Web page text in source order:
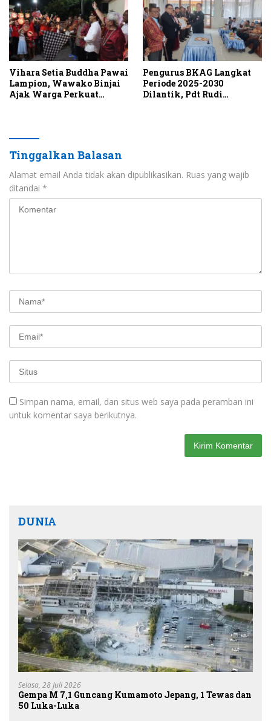
Vihara Setia Buddha Pawai
Lampion, Wawako Binjai
Ajak Warga Perkuat
Pengurus BKAG Langkat
Periode 2025-2030
Dilantik, Pdt Rudi
Tinggalkan Balasan
Alamat email Anda tidak akan dipublikasikan. Ruas yang wajib
ditandai *
Simpan nama, email, dan situs web saya pada peramban ini
untuk komentar saya berikutnya.
DUNIA
Selasa, 28 Juli 2026
Gempa M 7,1 Guncang Kumamoto Jepang, 1 Tewas dan
50 Luka-Luka